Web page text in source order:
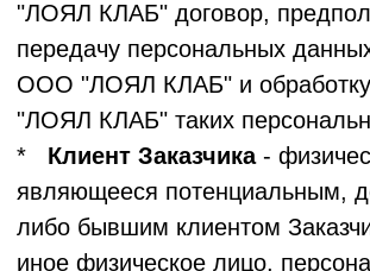
*Конфиденциальность персональных
- обязательное для соблюдения
Оператором или иным получившим доступ к
персональным данным лицом требование
согласия субъекта персональных данных
или наличия иного законного основания.
*Трансграничная передача данных -
передача персональных данных на
территорию иностранного государства
органу власти иностранного государства,